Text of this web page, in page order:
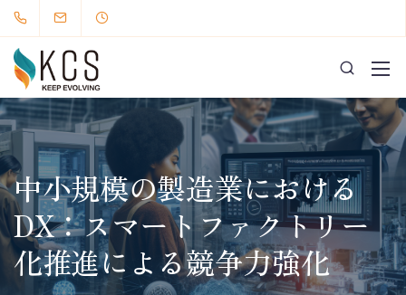
中小規模の製造業における
DX：スマートファクトリー
化推進による競争力強化